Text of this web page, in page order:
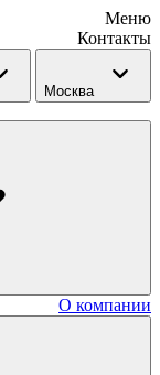
Меню
Контакты
Москва
О компании